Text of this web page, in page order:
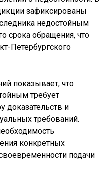
зафиксированы
недостойным
срока обращения, что
Петербургского
показывает, что
требует
доказательств и
требований.
конкретных
подачи